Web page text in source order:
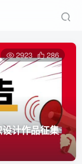
计作品征集
2923 286